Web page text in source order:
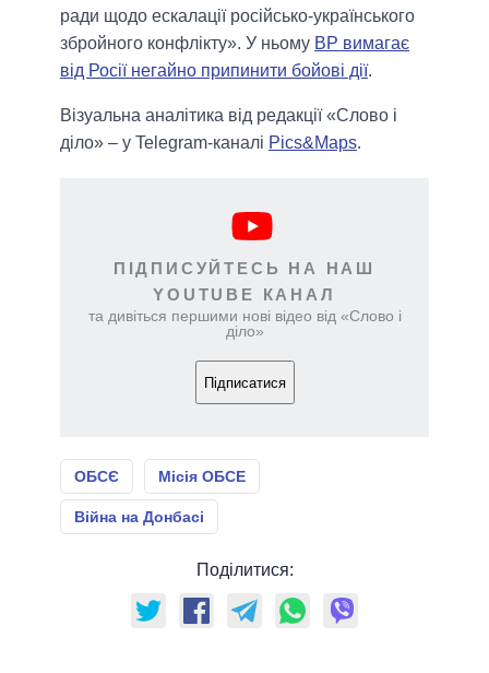
ради щодо ескалації російсько-українського
збройного конфлікту». У ньому ВР вимагає
від Росії негайно припинити бойові дії.
Візуальна аналітика від редакції «Слово і
діло» – у Telegram-каналі Pics&Maps.
ПІДПИСУЙТЕСЬ НА НАШ
YOUTUBE КАНАЛ
та дивіться першими нові відео від «Слово і
діло»
Підписатися
ОБСЄ Місія ОБСЕ
Війна на Донбасі
Поділитися: